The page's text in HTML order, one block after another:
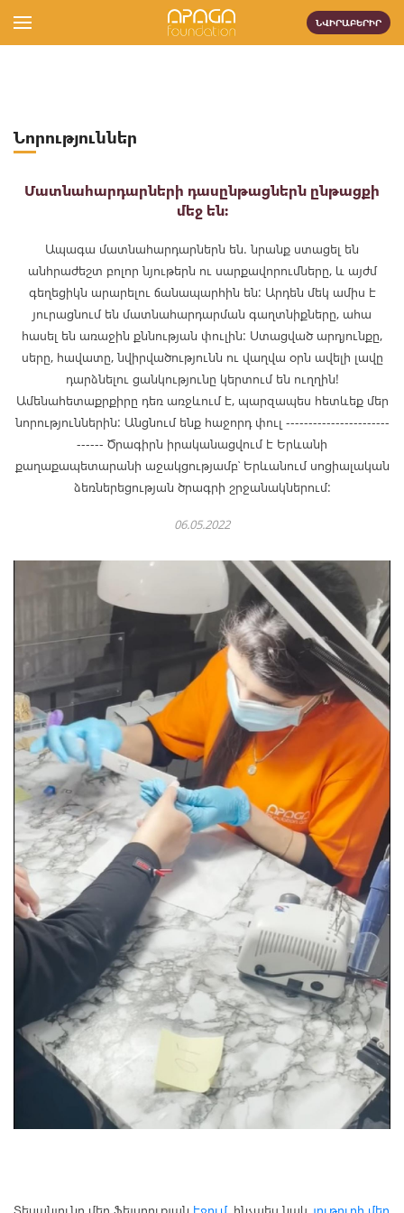
ՆՎԻՐԱԲԵՐԻՐ
Նորություններ
Մատնահարդարների դասընթացներն ընթացքի
մեջ են։
Ապագա մատնահարդարներն են. նրանք ստացել են
անհրաժեշտ բոլոր նյութերն ու սարքավորումները, և այժմ
գեղեցիկն արարելու ճանապարհին են: Արդեն մեկ ամիս է
յուրացնում են մատնահարդարման գաղտնիքները, ահա
հասել են առաջին քննության փուլին: Ստացված արդյունքը,
սերը, հավատը, նվիրվածությունն ու վաղվա օրն ավելի լավը
դարձնելու ցանկությունը կերտում են ուղղին!
Ամենահետաքրքիրը դեռ առջևում է, պարզապես հետևեք մեր
նորություններին: Անցնում ենք հաջորդ փուլ -----------------------
------ Ծրագիրն իրականացվում է Երևանի
քաղաքապետարանի աջակցությամբ՝ Երևանում սոցիալական
ձեռներեցության ծրագրի շրջանակներում:
06.05.2022